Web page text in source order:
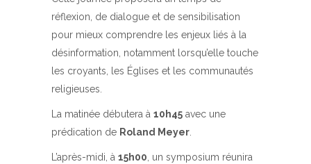
réflexion, de dialogue et de sensibilisation
pour mieux comprendre les enjeux liés à la
désinformation, notamment lorsqu’elle touche
les croyants, les Églises et les communautés
religieuses.
La matinée débutera à 10h45 avec une
prédication de Roland Meyer.
L’après-midi, à 15h00, un symposium réunira